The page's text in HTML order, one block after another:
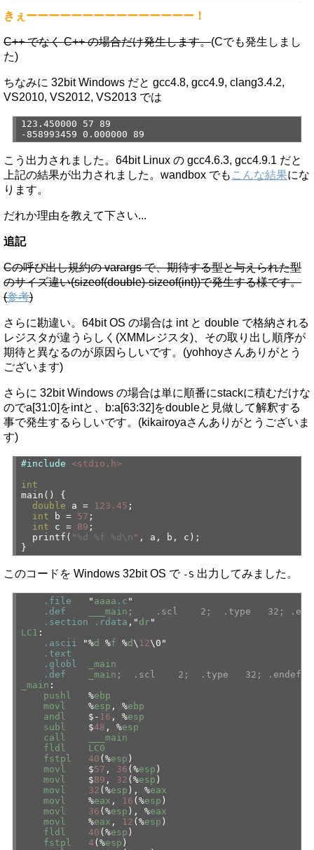
きぇーーーーーーーーーーーーーーー！
C++ でなく C++ の場合だけ発生します。(Cでも発生しまし
た)
ちなみに 32bit Windows だと gcc4.8, gcc4.9, clang3.4.2,
VS2010, VS2012, VS2013 では
123.450000 57 89
-858993459 0.000000 89
こう出力されました。64bit Linux の gcc4.6.3, gcc4.9.1 だと
上記の結果が出力されました。wandbox でも こんな結果にな
ります。
だれか理由を教えて下さい...
追記
Cの呼び出し規約の varargs で、期待する型と与えられた型
のサイズ違い(sizeof(double)-sizeof(int))で発生する様です。
(参考)
さらに勘違い。64bit OS の場合は int と double で格納される
レジスタが違うらしく(XMMレジスタ)、その取り出し順序が
期待と異なるのが原因らしいです。(yohhoyさんありがとう
ございます)
さらに 32bit Windows の場合は単に順番にstackに積むだけな
のでa[31:0]をintと、b:a[63:32]をdoubleと見做して解釈する
事で発生するらしいです。(kikairoyaさんありがとうございま
す)
#include <stdio.h>
int
main() {
double a = 123.45 ;
int b = 57 ;
int c = 89 ;
printf( " %d %f %d \n " , a, b, c);
}
このコードを Windows 32bit OS で -S 出力してみました。
.file " aaaa .c "
.def
___main ; .scl 2; .type 32;
.section
.rdata ," dr"
LC1 :
.ascii
"%d %f %d\ 12\0"
.text
.globl
_main
.def
_main ; .scl 2; .type 32; .endef
_main :
pushl
%ebp
movl
%esp , %ebp
andl
$- 16 , %esp
subl
$48 , %esp
call
___main
fldl
LC0
fstpl
40 (%esp )
movl
$57 , 36 (%esp )
movl
$89 , 32 (%esp )
movl
32 (%esp ), %eax
movl
%eax , 16 (%esp )
movl
36 (%esp ), %eax
movl
%eax , 12 (%esp )
fldl
40 (%esp )
fstpl
4 (%esp )